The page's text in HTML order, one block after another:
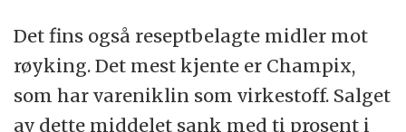
Det fins også reseptbelagte midler mot
røyking. Det mest kjente er Champix,
som har vareniklin som virkestoff. Salget
av dette middelet sank med ti prosent i